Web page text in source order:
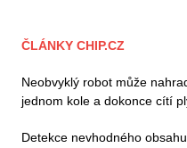
ČLÁNKY CHIP.CZ
Neobvyklý robot může
jednom kole a dokonce cítí
Detekce nevhodného